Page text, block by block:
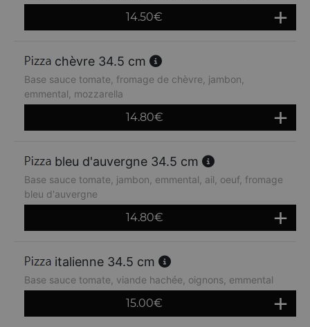
14.50€
chèvre 34.5 cm
Base sauce tomate, fromage de chèvre, jambon,
emmental, mozzarella
14.80€
bleu d'auvergne 34.5 cm
Base sauce tomate, jambon, emmental, ail, oeuf, fromage
bleu d'auvergne
14.80€
italienne 34.5 cm
Base sauce tomate, viande hachée, oignons, emmental
15.00€